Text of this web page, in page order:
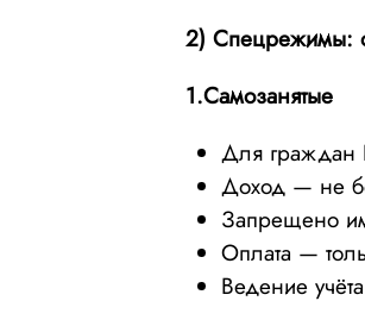
2) Спецрежимы:
1.Самозанятые
Для граждан
Доход — не
Запрещено
Оплата —
Ведение